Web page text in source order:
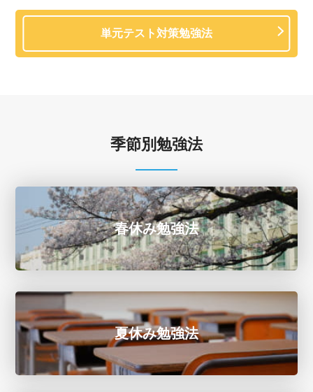
単元テスト対策勉強法
季節別勉強法
春休み勉強法
夏休み勉強法